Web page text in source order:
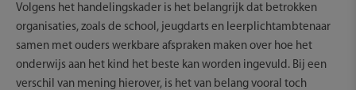
Volgens het handelingskader is het belangrijk dat betrokken
organisaties, zoals de school, jeugdarts en leerplichtambtenaar
samen met ouders werkbare afspraken maken over hoe het
onderwijs aan het kind het beste kan worden ingevuld. Bij een
verschil van mening hierover, is het van belang vooral toch